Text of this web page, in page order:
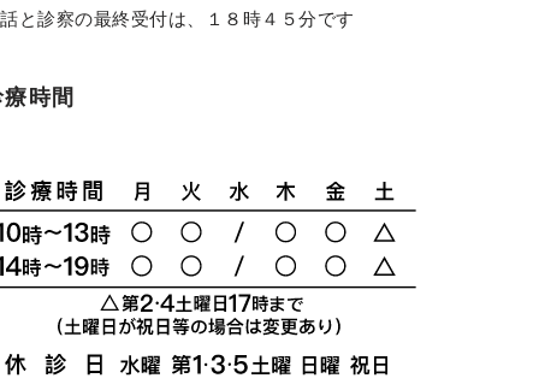
と診察の最終受付は、１８時４５分です
時間